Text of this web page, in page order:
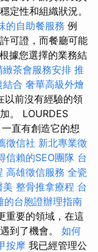
定性和組織狀況。
的自助餐服務 例
可證，而餐廳可能
根據您選擇的業務結
緻茶會服務安排 推
結合 奢華高級外燴
以前沒有經驗的領
。 LOURDES
直有創造它的想
徵信社 新北專業徵
信賴的SEO團隊 台
高雄徵信服務 全瓷
美 整骨推拿療程 台
的台胞證辦理指南
重要的領域，在這
到了機會。 如何
按摩 我已經管理公